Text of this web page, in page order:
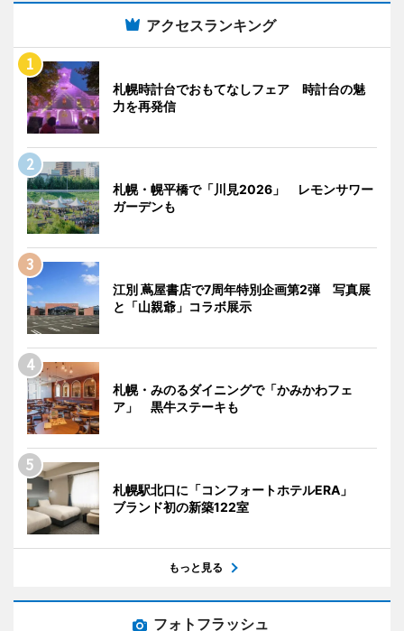
アクセスランキング
札幌時計台でおもてなしフェア 時計台の魅
力を再発信
札幌・幌平橋で「川見2026」 レモンサワー
ガーデンも
江別 蔦屋書店で7周年特別企画第2弾 写真展
と「山親爺」コラボ展示
札幌・みのるダイニングで「かみかわフェ
ア」 黒牛ステーキも
札幌駅北口に「コンフォートホテルERA」
ブランド初の新築122室
もっと見る
フォトフラッシュ